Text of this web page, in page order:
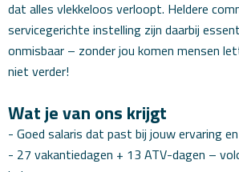
dat alles vlekkeloos verloopt. Heldere
servicegerichte instelling zijn daarbij
onmisbaar – zonder jou komen mensen
niet verder!
Wat je van ons krijgt
- Goed salaris dat past bij jouw ervaring
- 27 vakantiedagen + 13 ATV-dagen –